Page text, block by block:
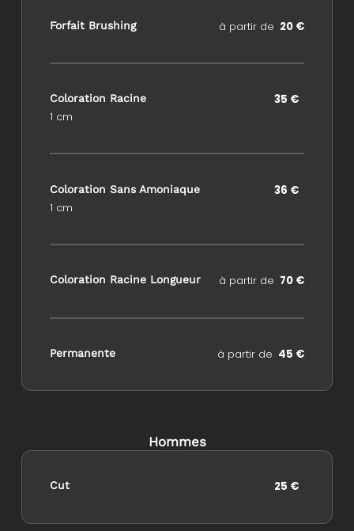
Forfait Brushing à partir de 20 €
Coloration Racine
1 cm
35 €
Coloration Sans Amoniaque
1 cm
36 €
Coloration Racine Longueur à partir de 70 €
Permanente à partir de 45 €
Hommes
Cut 25 €